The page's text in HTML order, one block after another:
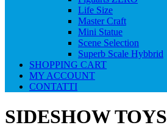
Life Size
Master Craft
Mini Statue
Scene Selection
Superb Scale Hybbrid
SHOPPING CART
MY ACCOUNT
CONTATTI
SIDESHOW TOYS